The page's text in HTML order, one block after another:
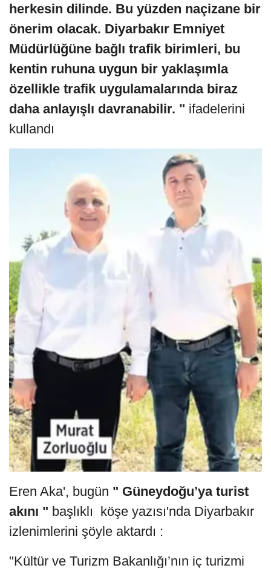
herkesin dilinde. Bu yüzden naçizane bir
önerim olacak. Diyarbakır Emniyet
Müdürlüğüne bağlı trafik birimleri, bu
kentin ruhuna uygun bir yaklaşımla
özellikle trafik uygulamalarında biraz
daha anlayışlı davranabilir. " ifadelerini
kullandı
Eren Aka', bugün " Güneydoğu’ya turist
akını " başlıklı köşe yazısı'nda Diyarbakır
izlenimlerini şöyle aktardı :
"Kültür ve Turizm Bakanlığı’nın iç turizmi